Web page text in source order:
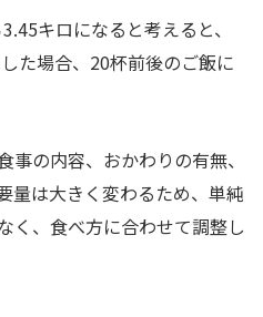
キロになると考えると、
た場合、20杯前後のご飯に
事の内容、おかわりの有無、
量は大きく変わるため、単純
く、食べ方に合わせて調整し